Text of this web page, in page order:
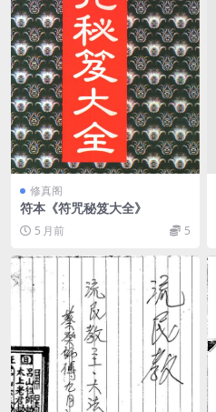
修真阁
符本《符咒秘笈大全》
5 月前 5